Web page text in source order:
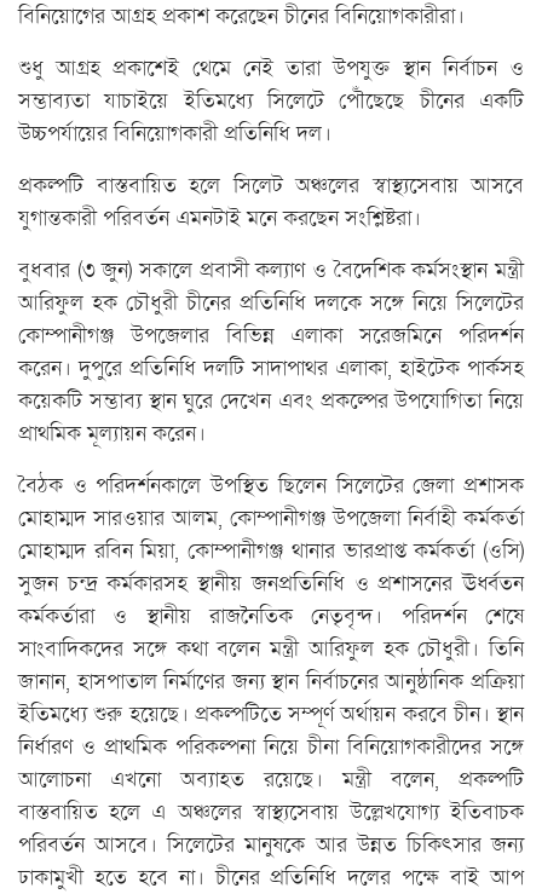
বিনিয়োগের আগ্রহ প্রকাশ করেছেন চীনের বিনিয়োগকারীরা।
শুধু আগ্রহ প্রকাশেই থেমে নেই তারা উপযুক্ত স্থান নির্বাচন ও
সম্ভাব্যতা যাচাইয়ে ইতিমধ্যে সিলেটে পৌঁছেছে চীনের একটি
উচ্চপর্যায়ের বিনিয়োগকারী প্রতিনিধি দল।
প্রকল্পটি বাস্তবায়িত হলে সিলেট অঞ্চলের স্বাস্থ্যসেবায় আসবে
যুগান্তকারী পরিবর্তন এমনটাই মনে করছেন সংশ্লিষ্টরা।
বুধবার (৩ জুন) সকালে প্রবাসী কল্যাণ ও বৈদেশিক কর্মসংস্থান মন্ত্রী
আরিফুল হক চৌধুরী চীনের প্রতিনিধি দলকে সঙ্গে নিয়ে সিলেটের
কোম্পানীগঞ্জ উপজেলার বিভিন্ন এলাকা সরেজমিনে পরিদর্শন
করেন। দুপুরে প্রতিনিধি দলটি সাদাপাথর এলাকা, হাইটেক পার্কসহ
কয়েকটি সম্ভাব্য স্থান ঘুরে দেখেন এবং প্রকল্পের উপযোগিতা নিয়ে
প্রাথমিক মূল্যায়ন করেন।
বৈঠক ও পরিদর্শনকালে উপস্থিত ছিলেন সিলেটের জেলা প্রশাসক
মোহাম্মদ সারওয়ার আলম, কোম্পানীগঞ্জ উপজেলা নির্বাহী কর্মকর্তা
মোহাম্মদ রবিন মিয়া, কোম্পানীগঞ্জ থানার ভারপ্রাপ্ত কর্মকর্তা (ওসি)
সুজন চন্দ্র কর্মকারসহ স্থানীয় জনপ্রতিনিধি ও প্রশাসনের ঊর্ধ্বতন
কর্মকর্তারা ও স্থানীয় রাজনৈতিক নেতৃবৃন্দ। পরিদর্শন শেষে
সাংবাদিকদের সঙ্গে কথা বলেন মন্ত্রী আরিফুল হক চৌধুরী। তিনি
জানান, হাসপাতাল নির্মাণের জন্য স্থান নির্বাচনের আনুষ্ঠানিক প্রক্রিয়া
ইতিমধ্যে শুরু হয়েছে। প্রকল্পটিতে সম্পূর্ণ অর্থায়ন করবে চীন। স্থান
নির্ধারণ ও প্রাথমিক পরিকল্পনা নিয়ে চীনা বিনিয়োগকারীদের সঙ্গে
আলোচনা এখনো অব্যাহত রয়েছে। মন্ত্রী বলেন, প্রকল্পটি
বাস্তবায়িত হলে এ অঞ্চলের স্বাস্থ্যসেবায় উল্লেখযোগ্য ইতিবাচক
পরিবর্তন আসবে। সিলেটের মানুষকে আর উন্নত চিকিৎসার জন্য
ঢাকামুখী হতে হবে না। চীনের প্রতিনিধি দলের পক্ষে বাই আপ